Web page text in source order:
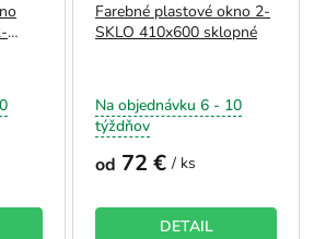
Farebné plastové okno 2-
SKLO 410x600 sklopné
Na objednávku 6 - 10
týždňov
od 72 € / ks
DETAIL